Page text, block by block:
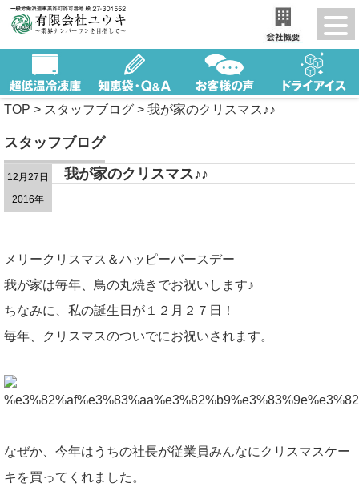
TOP > スタッフブログ > 我が家のクリスマス♪♪
スタッフブログ
12月27日
2016年
我が家のクリスマス♪♪
メリークリスマス＆ハッピーバースデー
我が家は毎年、鳥の丸焼きでお祝いします♪
ちなみに、私の誕生日が１２月２７日！
毎年、クリスマスのついでにお祝いされます。
なぜか、今年はうちの社長が従業員みんなにクリスマスケー
キを買ってくれました。